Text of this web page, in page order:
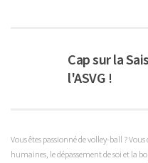
Cap sur la
l'ASVG !
Vous êtes passionné de volley-ball ?
humaines, le dépassement de soi et la